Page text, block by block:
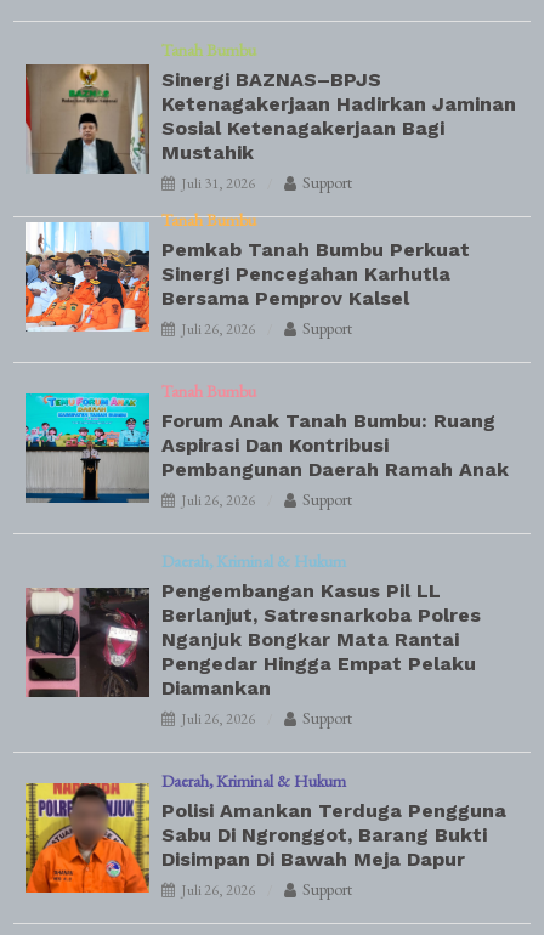
Tanah Bumbu
Sinergi BAZNAS–BPJS
Ketenagakerjaan Hadirkan Jaminan
Sosial Ketenagakerjaan Bagi
Mustahik
Juli 31, 2026
Support
Tanah Bumbu
Pemkab Tanah Bumbu Perkuat
Sinergi Pencegahan Karhutla
Bersama Pemprov Kalsel
Juli 26, 2026 Support
Tanah Bumbu
Forum Anak Tanah Bumbu: Ruang
Aspirasi Dan Kontribusi
Pembangunan Daerah Ramah Anak
Juli 26, 2026 Support
Daerah Kriminal & Hukum
Pengembangan Kasus Pil LL
Berlanjut, Satresnarkoba Polres
Nganjuk Bongkar Mata Rantai
Pengedar Hingga Empat Pelaku
Diamankan
Juli 26, 2026 Support
Daerah Kriminal & Hukum
Polisi Amankan Terduga Pengguna
Sabu Di Ngronggot, Barang Bukti
Disimpan Di Bawah Meja Dapur
Juli 26, 2026 Support